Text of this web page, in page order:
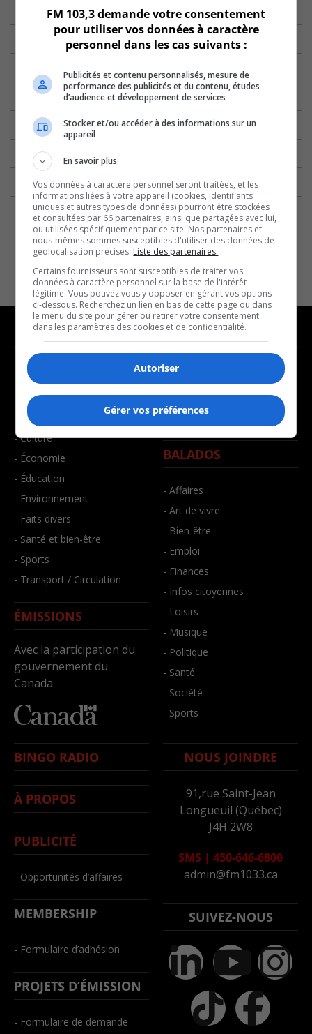
NOUVELLES
- Affaires municipales
- Communauté / Social
- Culture
- Économie
- Éducation
- Environnement
- Faits divers
- Santé et bien-être
- Sports
- Transport / Circulation
ÉMISSIONS
Avec la participation du
gouvernement du
Canada
MUSIQUE
- Décompte franco
- Joué récemment
BALADOS
- Affaires
- Art de vivre
- Bien-être
- Emploi
- Finances
- Infos citoyennes
- Loisirs
- Musique
- Politique
- Santé
- Société
- Sports
BINGO RADIO
À PROPOS
PUBLICITÉ
- Opportunités d’affaires
MEMBERSHIP
- Formulaire d’adhésion
PROJETS D’ÉMISSION
- Formulaire de demande
NOUS JOINDRE
91,rue Saint-Jean
Longueuil (Québec)
J4H 2W8
SMS | 450-646-6800
admin@fm1033.ca
SUIVEZ-NOUS
FM 103,3 demande votre consentement
pour utiliser vos données à caractère
personnel dans les cas suivants :
Publicités et contenu personnalisés, mesure de
performance des publicités et du contenu, études
d’audience et développement de services
Stocker et/ou accéder à des informations sur un
appareil
En savoir plus
Vos données à caractère personnel seront traitées, et les
informations liées à votre appareil (cookies, identifiants
uniques et autres types de données) pourront être stockées
et consultées par 66 partenaires, ainsi que partagées avec lui,
ou utilisées spécifiquement par ce site. Nos partenaires et
nous-mêmes sommes susceptibles d'utiliser des données de
géolocalisation précises. Liste des partenaires.
Certains fournisseurs sont susceptibles de traiter vos
données à caractère personnel sur la base de l'intérêt
légitime. Vous pouvez vous y opposer en gérant vos options
ci-dessous. Recherchez un lien en bas de cette page ou dans
le menu du site pour gérer ou retirer votre consentement
dans les paramètres des cookies et de confidentialité.
Autoriser
Gérer vos préférences